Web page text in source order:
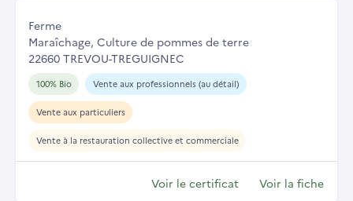
Ferme
Maraîchage, Culture de pommes de terre
22660 TREVOU-TREGUIGNEC
100% Bio Vente aux professionnels (au détail)
Vente aux particuliers
Vente à la restauration collective et commerciale
Voir le certificat Voir la fiche